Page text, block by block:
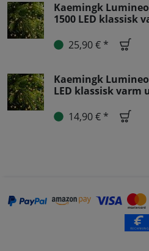
Kaemingk
1500 LED klassisk
25,90 € *
Kaemingk
LED klassisk varm
14,90 € *